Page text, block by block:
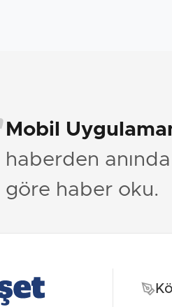
Mobil
haberden
göre haber oku.